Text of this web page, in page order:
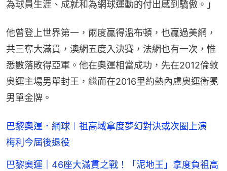
為球員生涯、成就和為網球運動的付出感到驕傲。」
他曾登上世界第一，兩度贏得溫布頓，也贏過美網，
共三奪大滿貫，澳網五度入決賽，法網也有一次，惟
悉數落敗得亞軍。他在奧運相當成功，先在2012倫敦
奧運主場男單封王，繼而在2016里約熱內盧奧運衛冕
男單金牌。
巴黎奧運．網球︱祖高域拿度夢幻對決或次圈上演
梅利今屆後退役
巴黎奧運｜46座大滿貫之戰！「泥地王」拿度負祖高